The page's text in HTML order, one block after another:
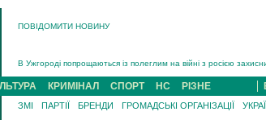
ПОВІДОМИТИ НОВИНУ
В Ужгороді попрощаються із полеглим на війні з росією
В Ужгороді 5 серпня попрощаються із захисником Богданом
Підтвердили загибель захисника із Нанкова на Хустщині
На війні з рф поліг військовий з Виноградова Ігнат
КРИМІНАЛ СПОРТ НС РІЗНЕ
ЗМІ ПАРТІЇ БРЕНДИ ГРОМАДСЬКІ ОРГАНІЗАЦІЇ